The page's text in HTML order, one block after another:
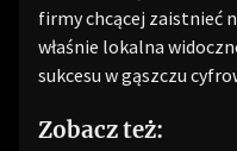
firmy chcącej zaistnieć
właśnie lokalna
sukcesu w gąszczu
Zobacz też: